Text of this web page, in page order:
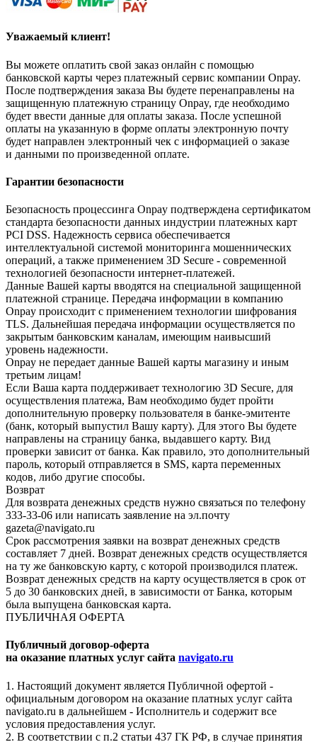
Уважаемый клиент!
Вы можете оплатить свой заказ онлайн с помощью
банковской карты через платежный сервис компании Onpay.
После подтверждения заказа Вы будете перенаправлены на
защищенную платежную страницу Onpay, где необходимо
будет ввести данные для оплаты заказа. После успешной
оплаты на указанную в форме оплаты электронную почту
будет направлен электронный чек с информацией о заказе
и данными по произведенной оплате.
Гарантии безопасности
Безопасность процессинга Onpay подтверждена сертификатом
стандарта безопасности данных индустрии платежных карт
PCI DSS. Надежность сервиса обеспечивается
интеллектуальной системой мониторинга мошеннических
операций, а также применением 3D Secure - современной
технологией безопасности интернет-платежей.
Данные Вашей карты вводятся на специальной защищенной
платежной странице. Передача информации в компанию
Onpay происходит с применением технологии шифрования
TLS. Дальнейшая передача информации осуществляется по
закрытым банковским каналам, имеющим наивысший
уровень надежности.
Onpay не передает данные Вашей карты магазину и иным
третьим лицам!
Если Ваша карта поддерживает технологию 3D Secure, для
осуществления платежа, Вам необходимо будет пройти
дополнительную проверку пользователя в банке-эмитенте
(банк, который выпустил Вашу карту). Для этого Вы будете
направлены на страницу банка, выдавшего карту. Вид
проверки зависит от банка. Как правило, это дополнительный
пароль, который отправляется в SMS, карта переменных
кодов, либо другие способы.
Возврат
Для возврата денежных средств нужно связаться по телефону
333-33-06 или написать заявление на эл.почту
gazeta@navigato.ru
Срок рассмотрения заявки на возврат денежных средств
составляет 7 дней. Возврат денежных средств осуществляется
на ту же банковскую карту, с которой производился платеж.
Возврат денежных средств на карту осуществляется в срок от
5 до 30 банковских дней, в зависимости от Банка, которым
была выпущена банковская карта.
ПУБЛИЧНАЯ ОФЕРТА
Публичный договор-оферта
на оказание платных услуг сайта navigato.ru
1. Настоящий документ является Публичной офертой -
официальным договором на оказание платных услуг сайта
navigato.ru в дальнейшем - Исполнитель и содержит все
условия предоставления услуг.
2. В соответствии с п.2 статьи 437 ГК РФ, в случае принятия